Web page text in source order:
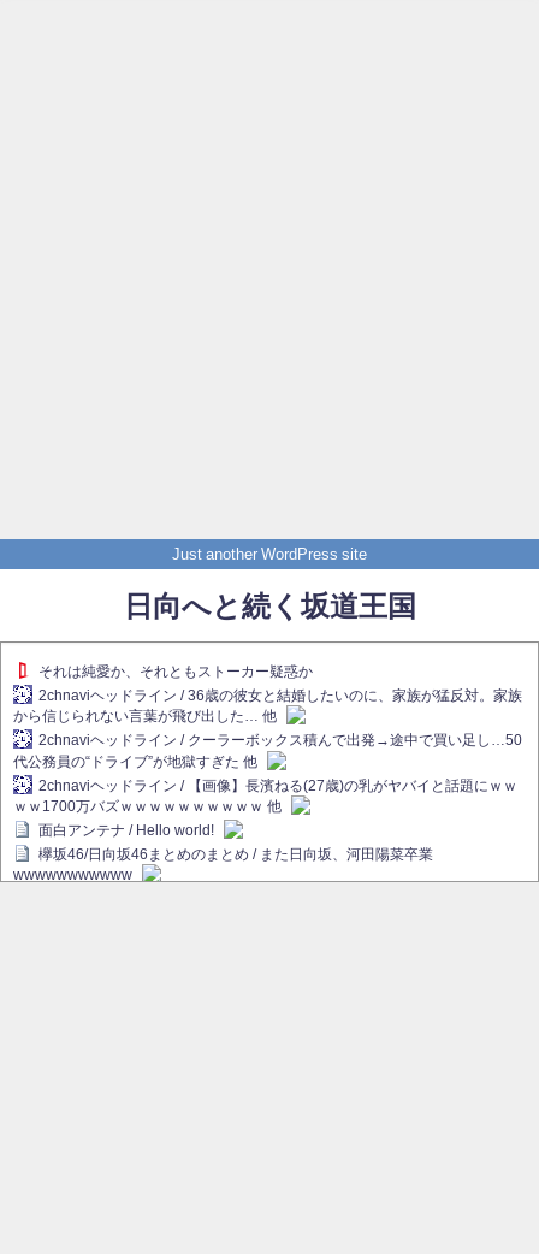
Just another WordPress site
日向へと続く坂道王国
それは純愛か、それともストーカー疑惑か
2chnaviヘッドライン / 36歳の彼女と結婚したいのに、家族が猛反対。家族
から信じられない言葉が飛び出した… 他
2chnaviヘッドライン / クーラーボックス積んで出発→途中で買い足し…50
代公務員の“ドライブ”が地獄すぎた 他
2chnaviヘッドライン / 【画像】長濱ねる(27歳)の乳がヤバイと話題にｗｗ
ｗｗ1700万バズｗｗｗｗｗｗｗｗｗｗ 他
面白アンテナ / Hello world!
欅坂46/日向坂46まとめのまとめ / また日向坂、河田陽菜卒業
wwwwwwwwwww